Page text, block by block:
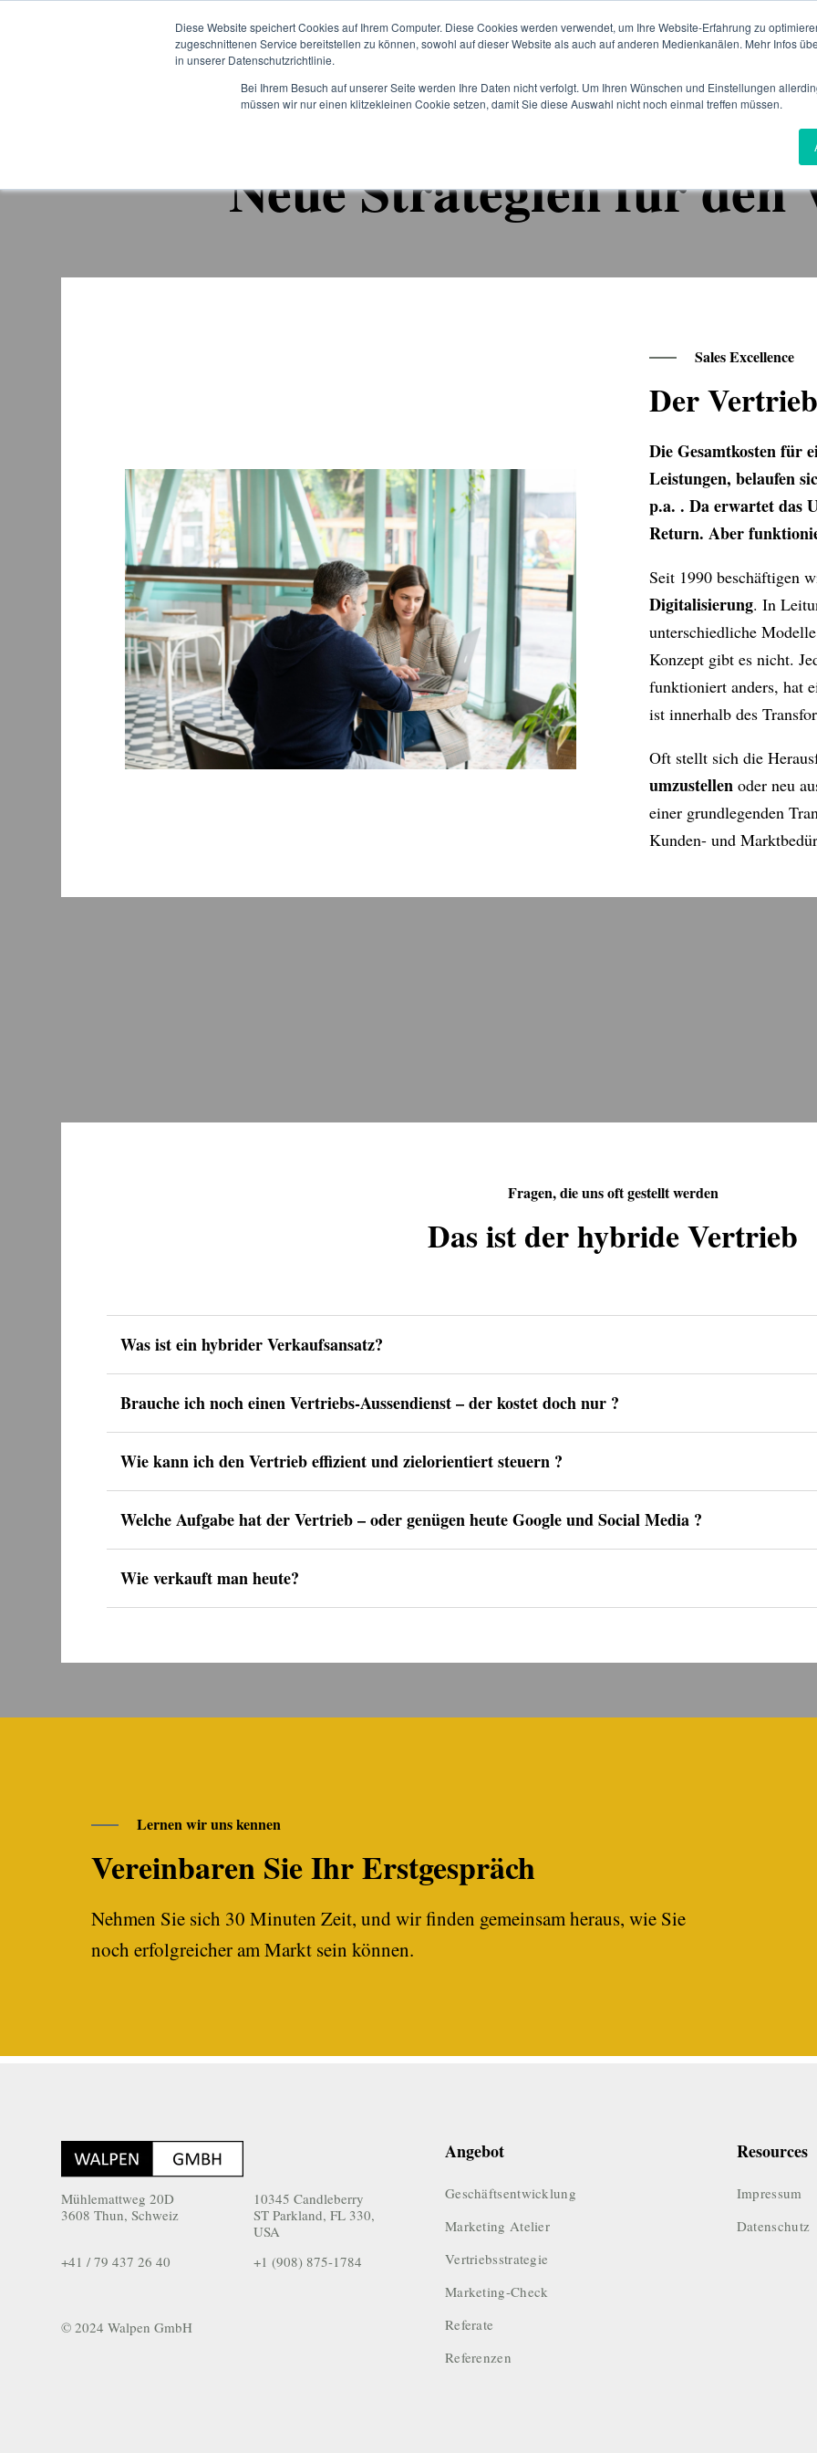
Diese Website speichert Cookies auf Ihrem Computer. Diese Cookies werden verwendet, um Ihre Website-Erfahrung zu
zugeschnittenen Service bereitstellen zu können, sowohl auf dieser Website als auch auf anderen Medienkanälen. Mehr Infos
in unserer Datenschutzrichtlinie.
Bei Ihrem Besuch auf unserer Seite werden Ihre Daten nicht verfolgt. Um Ihren Wünschen und Einstellungen
müssen wir nur einen klitzekleinen Cookie setzen, damit Sie diese Auswahl nicht noch einmal treffen müssen.
SKIP
Neue Strategien für den
Sales Excellence
Der
Die Gesamtkosten für
Leistungen, belaufen
p.a. . Da erwartet das
Return. Aber
Seit 1990 beschäftigen
Digitalisierung. In
unterschiedliche
Konzept gibt es nicht.
funktioniert anders, hat
ist innerhalb des
Oft stellt sich die
umzustellenoder neu
einer grundlegenden
Kunden- und
Fragen, die uns oft gestellt werden
Das ist der hybride Vertrieb
Was ist ein hybrider Verkaufsansatz?
Brauche ich noch einen Vertriebs-Aussendienst – der kostet doch nur ?
Wie kann ich den Vertrieb effizient und zielorientiert steuern ?
Welche Aufgabe hat der Vertrieb – oder genügen heute Google und Social Media ?
Wie verkauft man heute?
Lernen wir uns kennen
Vereinbaren Sie Ihr Erstgespräch
Nehmen Sie sich 30 Minuten Zeit, und wir finden gemeinsam heraus, wie Sie
noch erfolgreicher am Markt sein können.
Mühlemattweg 20D
3608 Thun, Schweiz
+41 / 79 437 26 40
10345 Candleberry
ST Parkland, FL 330,
USA
+1 (908) 875-1784
© 2024 Walpen GmbH
Angebot
Geschäftsentwicklung
Marketing Atelier
Vertriebsstrategie
Marketing-Check
Referate
Referenzen
Resources
Impressum
Datenschutz